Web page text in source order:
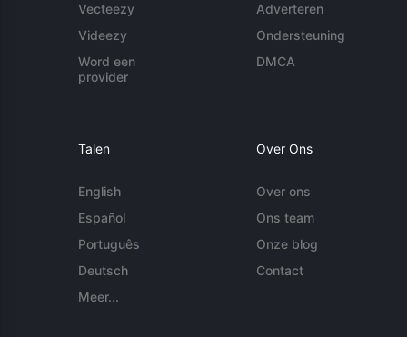
Vecteezy
Videezy
Word een
provider
Adverteren
Ondersteuning
DMCA
Talen
English
Español
Português
Deutsch
Meer...
Over Ons
Over ons
Ons team
Onze blog
Contact